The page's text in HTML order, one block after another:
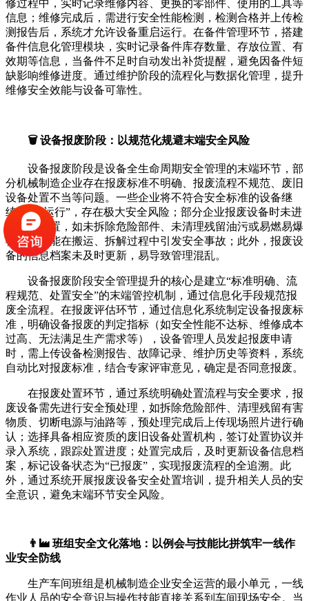
修过程中，实时记录维修内容、更换的零部件、使用的工具等
信息；维修完成后，需进行安全性能检测，检测合格并上传检
测报告后，系统才允许设备重启运行。在备件管理环节，搭建
备件信息化管理模块，实时记录备件库存数量、存放位置、有
效期等信息，当备件不足时自动发出补货提醒，避免因备件短
缺影响维修进度。通过维护阶段的流程化与数据化管理，提升
维修安全效能与设备可靠性。
🗑️ 设备报废阶段：以规范化规避末端安全风险
设备报废阶段是设备全生命周期安全管理的末端环节，部
分机械制造企业存在报废标准不明确、报废流程不规范、废旧
设备处置不当等问题。一些企业将不符合安全标准的设备继
续“带病运行”，存在极大安全风险；部分企业报废设备时未进
行安全处置，如未拆除危险部件、未清理残留油污或易燃易爆
物质，可能在搬运、拆解过程中引发安全事故；此外，报废设
备的信息档案未及时更新，易导致管理混乱。
设备报废阶段安全管理提升的核心是建立“标准明确、流
程规范、处置安全”的末端管控机制，通过信息化手段规范报
废全流程。在报废评估环节，通过信息化系统制定设备报废标
准，明确设备报废的判定指标（如安全性能不达标、维修成本
过高、无法满足生产需求等），设备管理人员发起报废申请
时，需上传设备检测报告、故障记录、维护历史等资料，系统
自动比对报废标准，结合专家评审意见，确定是否同意报废。
在报废处置环节，通过系统明确处置流程与安全要求，报
废设备需先进行安全预处理，如拆除危险部件、清理残留有害
物质、切断电源与油路等，预处理完成后上传现场照片进行确
认；选择具备相应资质的废旧设备处置机构，签订处置协议并
录入系统，跟踪处置进度；处置完成后，及时更新设备信息档
案，标记设备状态为“已报废”，实现报废流程的全追溯。此
外，通过系统开展报废设备安全处置培训，提升相关人员的安
全意识，避免末端环节安全风险。
👨‍🏭 班组安全文化落地：以例会与技能比拼筑牢一线作
业安全防线
生产车间班组是机械制造企业安全运营的最小单元，一线
作业人员的安全意识与操作技能直接关系到车间现场安全。当